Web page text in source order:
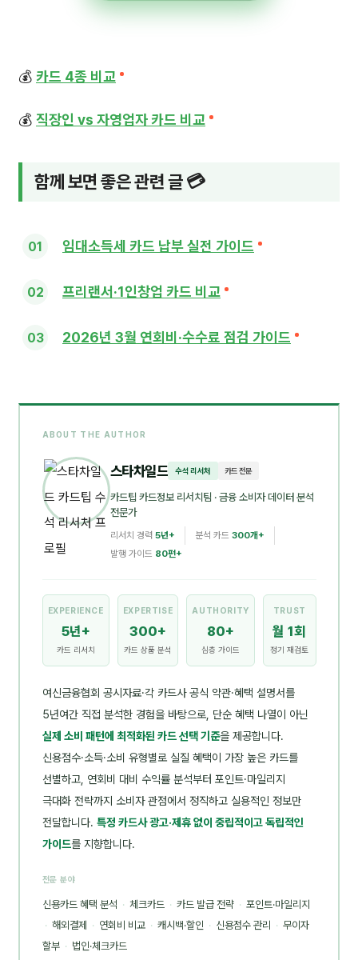
💰 카드 4종 비교
💰 직장인 vs 자영업자 카드 비교
함께 보면 좋은 관련 글 💳
임대소득세 카드 납부 실전 가이드
프리랜서·1인창업 카드 비교
2026년 3월 연회비·수수료 점검 가이드
ABOUT THE AUTHOR
스타차일드 수석 리서처 카드 전문
카드팁 카드정보 리서치팀 · 금융 소비자 데이터 분석
전문가
리서치 경력 5년+ 분석 카드 300개+
발행 가이드 80편+
EXPERIENCE
5년+
카드 리서치
EXPERTISE
300+
카드 상품 분석
AUTHORITY
80+
심층 가이드
TRUST
월 1회
정기 재검토
여신금융협회 공시자료·각 카드사 공식 약관·혜택 설명서를
5년여간 직접 분석한 경험을 바탕으로, 단순 혜택 나열이 아닌
실제 소비 패턴에 최적화된 카드 선택 기준을 제공합니다.
신용점수·소득·소비 유형별로 실질 혜택이 가장 높은 카드를
선별하고, 연회비 대비 수익률 분석부터 포인트·마일리지
극대화 전략까지 소비자 관점에서 정직하고 실용적인 정보만
전달합니다. 특정 카드사 광고·제휴 없이 중립적이고 독립적인
가이드를 지향합니다.
전문 분야
신용카드 혜택 분석 · 체크카드 · 카드 발급 전략 · 포인트·마일리지
· 해외결제 · 연회비 비교 · 캐시백·할인 · 신용점수 관리 · 무이자
할부 · 법인·체크카드